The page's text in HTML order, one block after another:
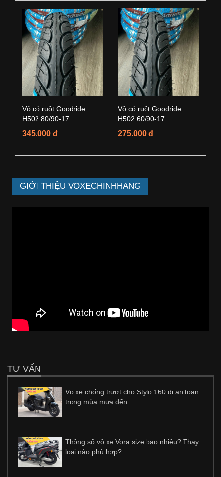
Vỏ có ruột Goodride
H502 80/90-17
345.000 đ
Vỏ có ruột Goodride
H502 60/90-17
275.000 đ
GIỚI THIỆU VOXECHINHHANG
TƯ VẤN
Vỏ xe chống trượt cho Stylo 160 đi an toàn
trong mùa mưa đến
Thông số vỏ xe Vora size bao nhiêu? Thay
loại nào phù hợp?